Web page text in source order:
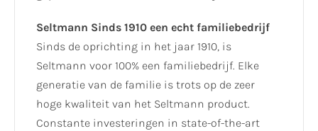
Seltmann Sinds 1910 een echt familiebedrijf
Sinds de oprichting in het jaar 1910, is
Seltmann voor 100% een familiebedrijf. Elke
generatie van de familie is trots op de zeer
hoge kwaliteit van het Seltmann product.
Constante investeringen in state-of-the-art